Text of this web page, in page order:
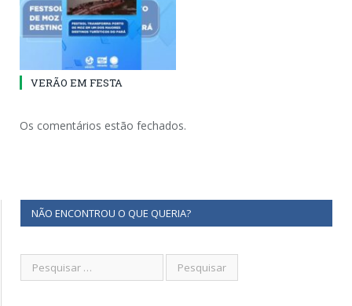
VERÃO EM FESTA
Os comentários estão fechados.
NÃO ENCONTROU O QUE QUERIA?